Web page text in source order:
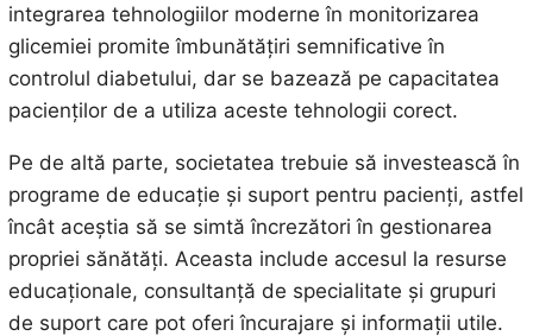
integrarea tehnologiilor moderne în monitorizarea
glicemiei promite îmbunătățiri semnificative în
controlul diabetului, dar se bazează pe capacitatea
pacienților de a utiliza aceste tehnologii corect.
Pe de altă parte, societatea trebuie să investească în
programe de educație și suport pentru pacienți, astfel
încât aceștia să se simtă încrezători în gestionarea
propriei sănătăți. Aceasta include accesul la resurse
educaționale, consultanță de specialitate și grupuri
de suport care pot oferi încurajare și informații utile.